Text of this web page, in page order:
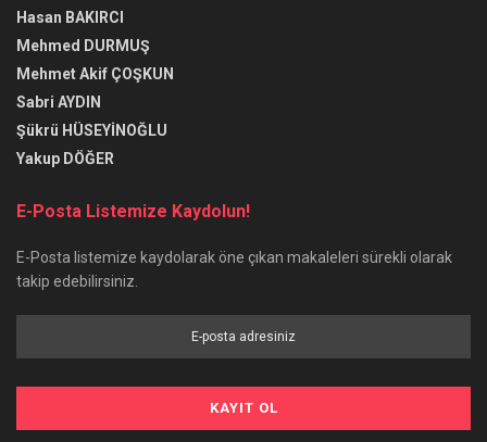
Hasan BAKIRCI
Mehmed DURMUŞ
Mehmet Akif ÇOŞKUN
Sabri AYDIN
Şükrü HÜSEYİNOĞLU
Yakup DÖĞER
E-Posta Listemize Kaydolun!
E-Posta listemize kaydolarak öne çıkan makaleleri sürekli olarak
takip edebilirsiniz.